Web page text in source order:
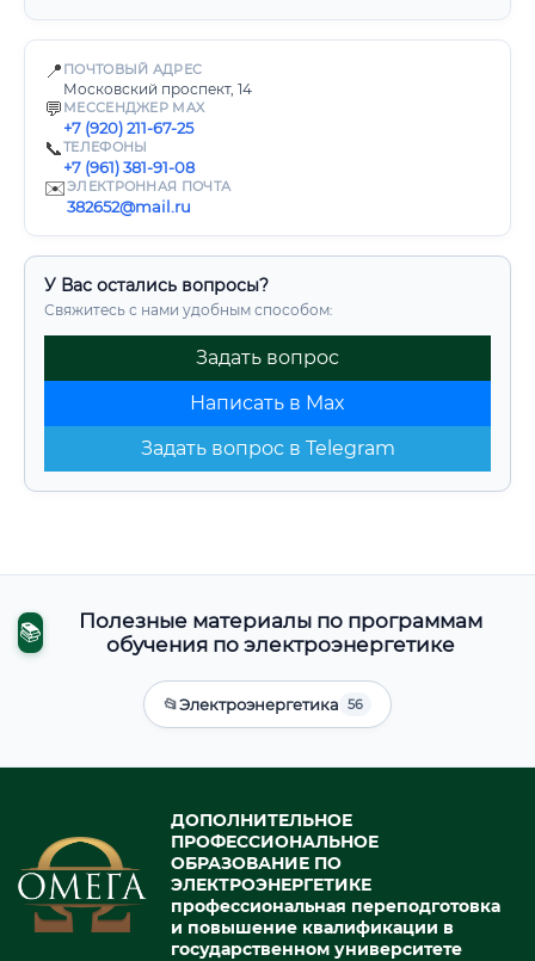
📍 ПОЧТОВЫЙ АДРЕС
Московский проспект, 14
💬 МЕССЕНДЖЕР MAX
+7 (920) 211-67-25
📞ТЕЛЕФОНЫ
+7 (961) 381-91-08
✉️ЭЛЕКТРОННАЯ ПОЧТА
382652@mail.ru
У Вас остались вопросы?
Свяжитесь с нами удобным способом:
Задать вопрос
Написать в Max
Задать вопрос в Telegram
📚
Полезные материалы по программам
обучения по электроэнергетике
📂Электроэнергетика 56
ДОПОЛНИТЕЛЬНОЕ
ПРОФЕССИОНАЛЬНОЕ
ОБРАЗОВАНИЕ ПО
ЭЛЕКТРОЭНЕРГЕТИКЕ
профессиональная переподготовка
и повышение квалификации в
государственном университете